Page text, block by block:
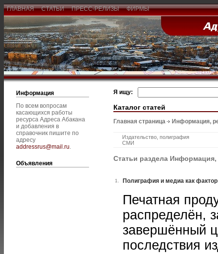
ГЛАВНАЯ СТАТЬИ ПРЕСС-РЕЛИЗЫ ФИРМЫ
Информация
По всем вопросам
касающихся работы
ресурса Адреса Абакана
и добавления в
справочник пишите по
адресу
addressrus@mail.ru.
Объявления
Я ищу:
Каталог статей
Главная страница Информация,
Издательство, полиграфия
СМИ
Статьи раздела Информация,
1. Полиграфия и медиа как
Печатная
распределён,
завершённый
последствия